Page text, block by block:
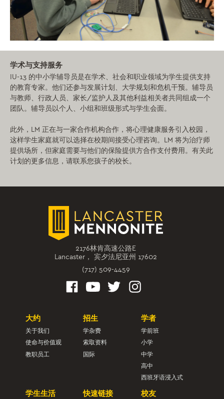
学术与支持服务
IU-13 的中小学辅导员是在学术、社会和职业领域为学生提供支持
的教育专家。他们还参与发展计划、大学规划和危机干预。辅导员
与教师、行政人员、家长/监护人及其他利益相关者共同组成一个
团队。辅导员以个人、小组和班级形式与学生会面。
此外，LM 正在与一家合作机构合作，将心理健康服务引入校园，
这样学生家庭就可以选择在校期间接受心理咨询。LM 将为治疗师
提供场所，但家庭需要与他们的保险提供方合作支付费用。有关此
计划的更多信息，请联系您孩子的校长。
2176林肯高速公路E
Lancaster， 宾夕法尼亚州 17602
(717) 509-4459
大约
关于我们
使命与价值观
教职员工
招生
学杂费
索取资料
国际
学者
学前班
小学
中学
高中
西班牙语浸入式
学生生活 快速链接 校友